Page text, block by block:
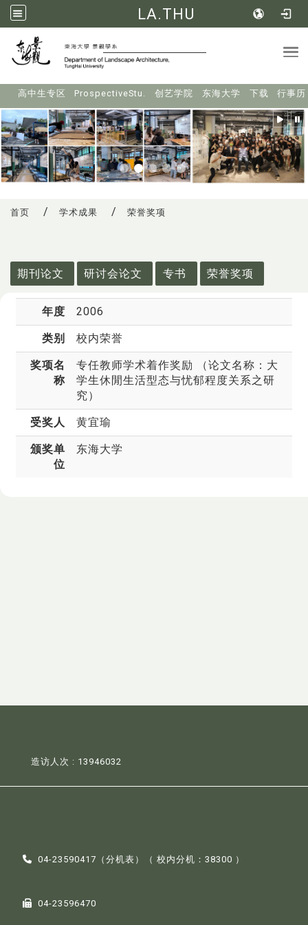
LA.THU
高中生专区 ProspectiveStu. 创艺学院 东海大学 下载 行事历
首页 学术成果 荣誉奖项
期刊论文
研讨会论文 专书 荣誉奖项
年度 2006
类别 校内荣誉
奖项名
称
专任教师学术着作奖励 （论文名称：大
学生休閒生活型态与忧郁程度关系之研
究）
受奖人 黄宜瑜
颁奖单
位
东海大学
造访人次 : 13946032
04-23590417（分机表 ）（ 校内分机：38300 ）
04-23596470